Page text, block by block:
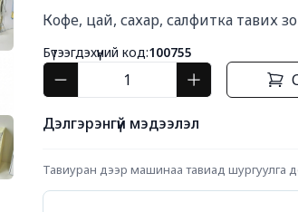
Кофе, цай, сахар, салфитка тавих
Бүтээгдэхүүний код:100755
Дэлгэрэнгүй мэдээлэл
Тавиуран дээр машинаа тавиад шургуулга